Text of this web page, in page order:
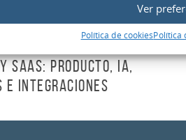
Ver
Política de cookiesPolítica
SaaS: producto, IA,
e integraciones